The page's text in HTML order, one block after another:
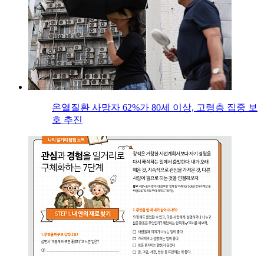
온열질환 사망자 62%가 80세 이상, 고령층 집중 보
호 추진